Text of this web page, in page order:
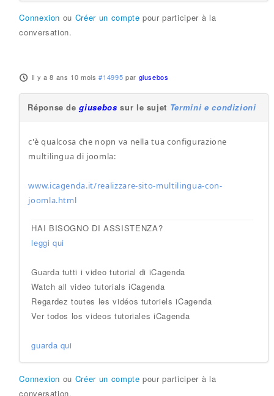
Connexion ou Créer un compte pour participer à la
conversation.
il y a 8 ans 10 mois #14995 par giusebos
Réponse degiusebos sur le sujet Termini e condizioni
c'è qualcosa che nopn va nella tua configurazione
multilingua di joomla:
www.icagenda.it/realizzare-sito-multilingua-con-
joomla.html
HAI BISOGNO DI ASSISTENZA?
leggi qui
Guarda tutti i video tutorial di iCagenda
Watch all video tutorials iCagenda
Regardez toutes les vidéos tutoriels iCagenda
Ver todos los videos tutoriales iCagenda
guarda qui
Connexion ou Créer un compte pour participer à la
conversation.